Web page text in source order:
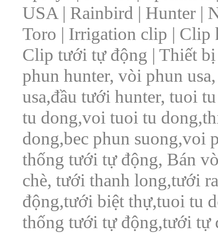
USA | Rainbird | Hunter |
Toro | Irrigation clip | Clip
Clip tưới tự động | Thiết
phun hunter, vòi phun
usa,đầu tưới hunter, tuoi
tu dong,voi tuoi tu
dong,bec phun suong,voi
thống tưới tự động, Bán
chè, tưới thanh long,tưới
động,tưới biệt thự,tuoi tu
thống tưới tự động,tưới tự